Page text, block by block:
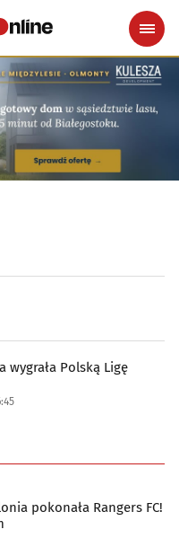
wygrała Polską Ligę
pokonała Rangers FC!